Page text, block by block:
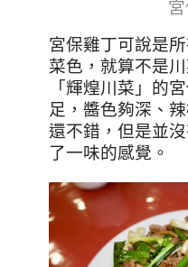
宮保雞丁可說是
菜色，就算不是
「輝煌川菜」的
足，醬色夠深、
還不錯，但是並
了一味的感覺。